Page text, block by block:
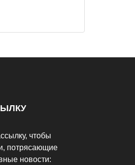
чтобы
потрясающие
новости: